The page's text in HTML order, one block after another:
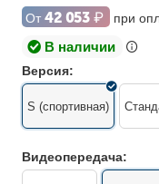
От 42 053 ₽ при
В наличии
Версия:
S (спортивная)
Видеопередача: